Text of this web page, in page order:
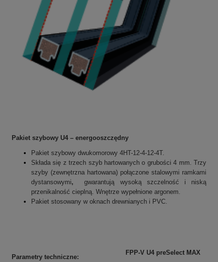
Pakiet szybowy U4 – energooszczędny
Pakiet szybowy dwukomorowy 4HT-12-4-12-4T.
Składa się z trzech szyb hartowanych o grubości 4 mm. Trzy
szyby (zewnętrzna hartowana) połączone stalowymi ramkami
dystansowymi,
gwarantują wysoką szczelność i niską
przenikalność cieplną. Wnętrze wypełnione argonem.
Pakiet stosowany w oknach drewnianych i PVC.
Parametry techniczne:
FPP-V U4 preSelect MAX